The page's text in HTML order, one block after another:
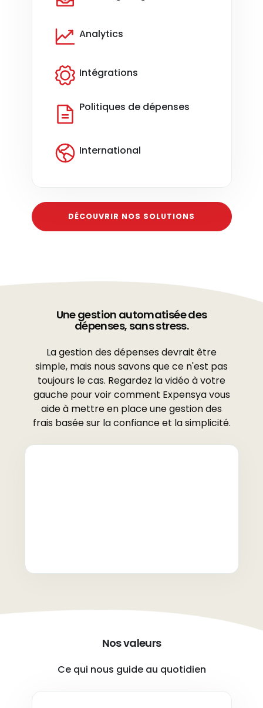
Analytics
Intégrations
Politiques de dépenses
International
DÉCOUVRIR NOS SOLUTIONS
Une gestion automatisée des
dépenses, sans stress.
La gestion des dépenses devrait être
simple, mais nous savons que ce n'est pas
toujours le cas. Regardez la vidéo à votre
gauche pour voir comment Expensya vous
aide à mettre en place une gestion des
frais basée sur la confiance et la simplicité.
Nos valeurs
Ce qui nous guide au quotidien